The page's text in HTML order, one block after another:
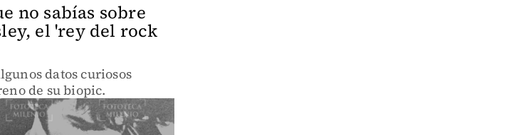
no sabías sobre
el 'rey del rock
datos curiosos
de su biopic.